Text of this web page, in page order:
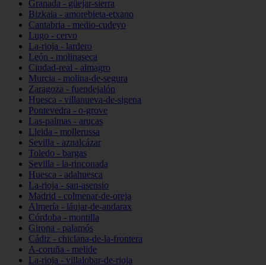
Granada - güejar-sierra
Bizkaia - amorebieta-etxano
Cantabria - medio-cudeyo
Lugo - cervo
La-rioja - lardero
León - molinaseca
Ciudad-real - almagro
Murcia - molina-de-segura
Zaragoza - fuendejalón
Huesca - villanueva-de-sigena
Pontevedra - o-grove
Las-palmas - arucas
Lleida - mollerussa
Sevilla - aznalcázar
Toledo - bargas
Sevilla - la-rinconada
Huesca - adahuesca
La-rioja - san-asensio
Madrid - colmenar-de-oreja
Almería - láujar-de-andarax
Córdoba - montilla
Girona - palamós
Cádiz - chiclana-de-la-frontera
A-coruña - melide
La-rioja - villalobar-de-rioja